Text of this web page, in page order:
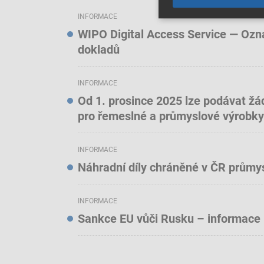
INFORMACE
WIPO Digital Access Service —
dokladů
INFORMACE
Od 1. prosince 2025 lze podávat
pro řemeslné a průmyslové výrobky
INFORMACE
Náhradní díly chráněné v ČR
INFORMACE
Sankce EU vůči Rusku –